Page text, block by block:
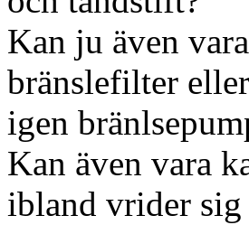
Kan ju även
bränslefilter
igen
Kan även vara
ibland vrider sig